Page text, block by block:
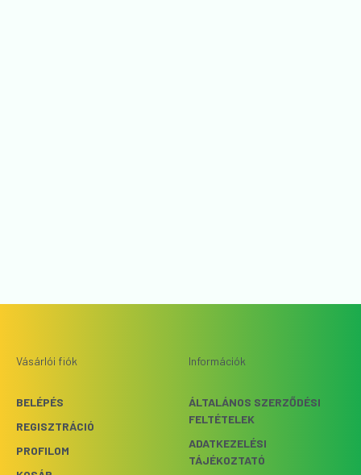
Vásárlói fiók
BELÉPÉS
REGISZTRÁCIÓ
PROFILOM
Információk
ÁLTALÁNOS SZERZŐDÉSI
FELTÉTELEK
ADATKEZELÉSI
TÁJÉKOZTATÓ